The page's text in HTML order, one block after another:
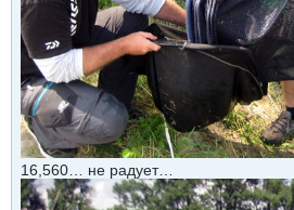
16,560… не радует…